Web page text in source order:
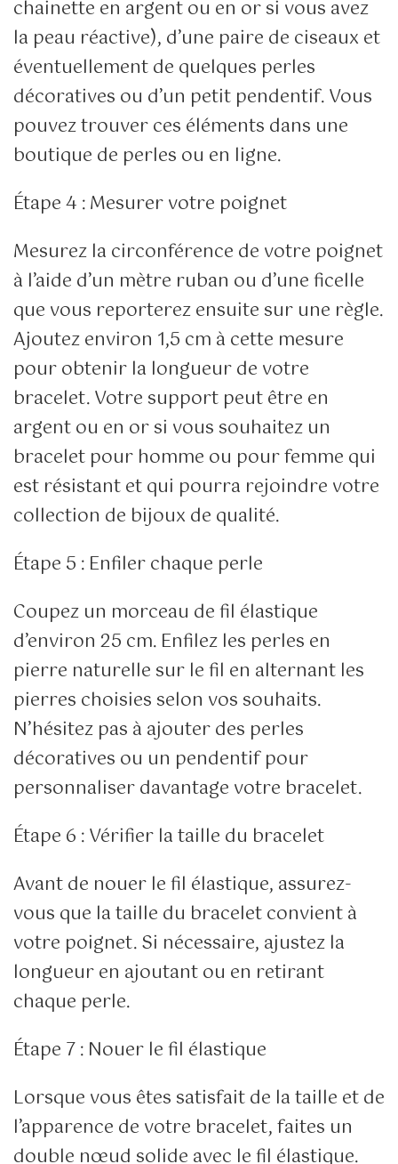
chainette en argent ou en or si vous avez
la peau réactive), d’une paire de ciseaux et
éventuellement de quelques perles
décoratives ou d’un petit pendentif. Vous
pouvez trouver ces éléments dans une
boutique de perles ou en ligne.
Étape 4 : Mesurer votre poignet
Mesurez la circonférence de votre poignet
à l’aide d’un mètre ruban ou d’une ficelle
que vous reporterez ensuite sur une règle.
Ajoutez environ 1,5 cm à cette mesure
pour obtenir la longueur de votre
bracelet. Votre support peut être en
argent ou en or si vous souhaitez un
bracelet pour homme ou pour femme qui
est résistant et qui pourra rejoindre votre
collection de bijoux de qualité.
Étape 5 : Enfiler chaque perle
Coupez un morceau de fil élastique
d’environ 25 cm. Enfilez les perles en
pierre naturelle sur le fil en alternant les
pierres choisies selon vos souhaits.
N’hésitez pas à ajouter des perles
décoratives ou un pendentif pour
personnaliser davantage votre bracelet.
Étape 6 : Vérifier la taille du bracelet
Avant de nouer le fil élastique, assurez-
vous que la taille du bracelet convient à
votre poignet. Si nécessaire, ajustez la
longueur en ajoutant ou en retirant
chaque perle.
Étape 7 : Nouer le fil élastique
Lorsque vous êtes satisfait de la taille et de
l’apparence de votre bracelet, faites un
double nœud solide avec le fil élastique.